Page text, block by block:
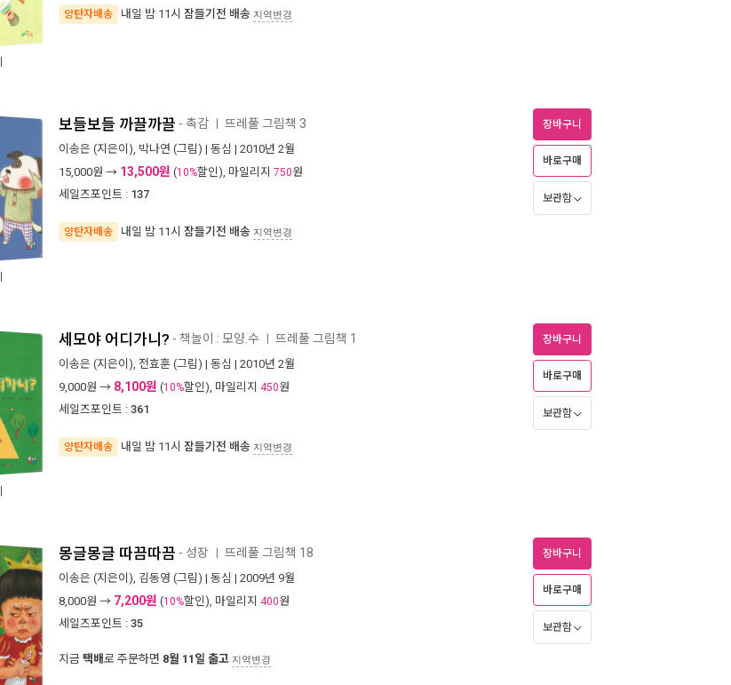
양탄자배송 내일 밤 11시 잠들기전 배송 지역변경
보들보들 까끌까끌 - 촉감 뜨레풀 그림책 3
이송은 (지은이), 박나연 (그림) | 동심 | 2010년 2월
15,000원 → 13,500원 (10%할인), 마일리지 750원
세일즈포인트 : 137
양탄자배송 내일 밤 11시 잠들기전 배송 지역변경
장바구니
바로구매
보관함
세모야 어디가니? - 책놀이 : 모양.수 뜨레풀 그림책 1
이송은 (지은이), 전효훈 (그림) | 동심 | 2010년 2월
9,000원 → 8,100원 (10%할인), 마일리지 450원
세일즈포인트 : 361
양탄자배송 내일 밤 11시 잠들기전 배송 지역변경
장바구니
바로구매
보관함
몽글몽글 따끔따끔 - 성장 뜨레풀 그림책 18
이송은 (지은이), 김동영 (그림) | 동심 | 2009년 9월
8,000원 → 7,200원 (10%할인), 마일리지 400원
세일즈포인트 : 35
지금 택배로 주문하면 8월 11일 출고 지역변경
장바구니
바로구매
보관함